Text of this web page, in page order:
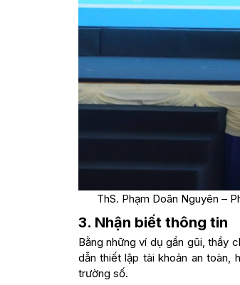
ThS. Phạm Doãn Nguyên –
3. Nhận biết thông tin
Bằng những ví dụ gần gũi, thầy
dẫn thiết lập tài khoản an toàn,
trường số.